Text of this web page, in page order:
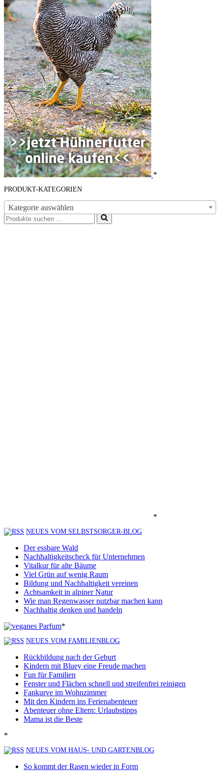
*
PRODUKT-KATEGORIEN
Kategorie auswählen
Suchen
nach …
*
NEUES VOM SELBSTSORGER-BLOG
Der essbare Wald
Nachhaltigkeitscheck für Unternehmen
Vitalkur für alte Bäume
Viel Grün auf wenig Raum
Bildung und Nachhaltigkeit vereinen
Achtsamkeit in alpiner Natur
Wie man Regenwasser nutzbar machen kann
Nachhaltig denken und handeln
*
NEUES VOM FAMILIENBLOG
Rückbildung nach der Geburt
Kindern mit Bluey eine Freude machen
Fun für Familien
Fenster und Flächen schnell und streifenfrei reinigen
Fankurve im Wohnzimmer
Mit den Kindern ins Ferienabenteuer
Abenteuer ohne Eltern: Urlaubstipps
Mama ist die Beste
*
NEUES VOM HAUS- UND GARTENBLOG
So kommt der Rasen wieder in Form